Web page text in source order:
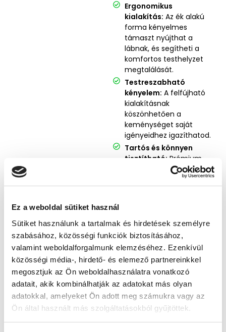
Ez a weboldal sütiket használ
Sütiket használunk a tartalmak és hirdetések személyre
szabásához, közösségi funkciók biztosításához,
valamint weboldalforgalmunk elemzéséhez. Ezenkívül
közösségi média-, hirdető- és elemező partnereinkkel
megosztjuk az Ön weboldalhasználatra vonatkozó
adatait, akik kombinálhatják az adatokat más olyan
adatokkal, amelyeket Ön adott meg számukra vagy az
Ön által használt más szolgáltatásokból gyűjtöttek.
Ergonomikus
kialakítás: Az ék alakú
forma kényelmes
támaszt nyújthat a
lábnak, és segítheti a
komfortos testhelyzet
megtalálását.
Testreszabható
kényelem: A felfújható
kialakításnak
köszönhetően a
keménységet saját
igényeidhez igazíthatod.
Tartós és könnyen
tisztítható: Prémium
minőségű PVC anyagból
és sokoldalú:Otthoni
pihenéshez, irodai
használatra vagy
utazáshoz is praktikus
megoldás.
Pont erre van
szükségem,
kosárba teszem!